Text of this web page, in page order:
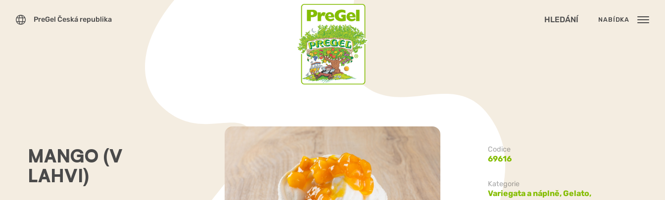
PreGel Česká republika HLEDÁNÍ NABÍDKA
MANGO (V
LAHVI)
Codice
69616
Kategorie
Variegata a náplně,Gelato,